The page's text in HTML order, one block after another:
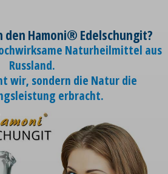
den Hamoni® Edelschungit?
Naturheilmittel aus
Russland.
wir, sondern die Natur die
erbracht.